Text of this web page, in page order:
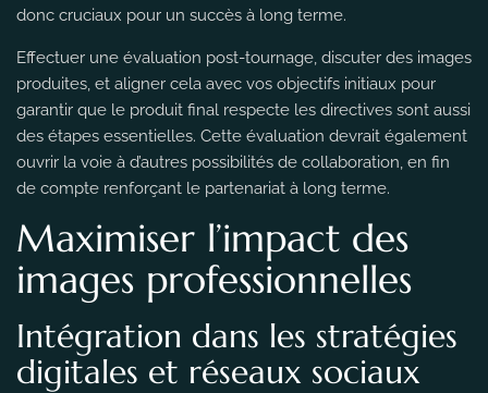
donc cruciaux pour un succès à long terme.
Effectuer une évaluation post-tournage, discuter des images
produites, et aligner cela avec vos objectifs initiaux pour
garantir que le produit final respecte les directives sont aussi
des étapes essentielles. Cette évaluation devrait également
ouvrir la voie à d’autres possibilités de collaboration, en fin
de compte renforçant le partenariat à long terme.
Maximiser l’impact des
images professionnelles
Intégration dans les stratégies
digitales et réseaux sociaux